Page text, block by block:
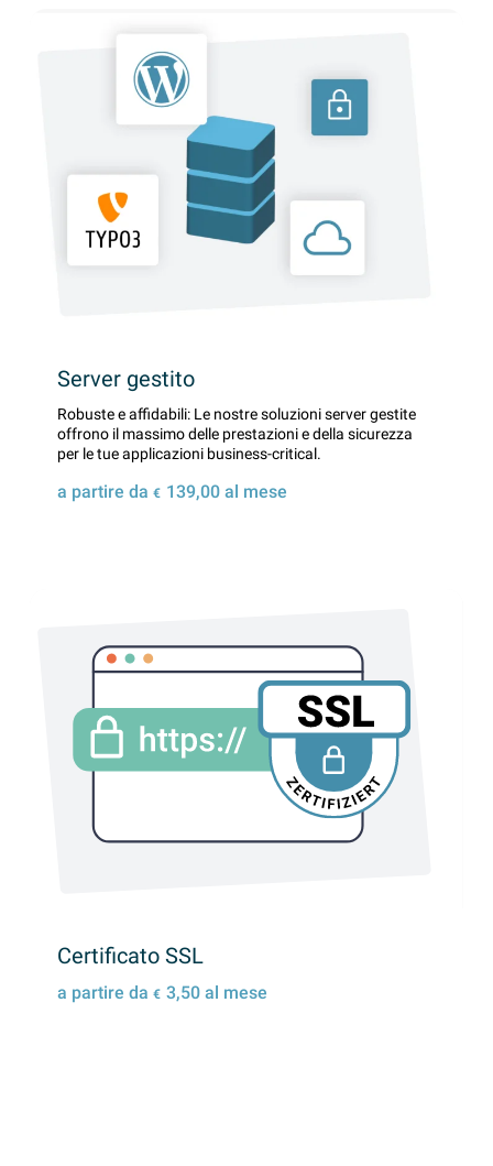
Server gestito
Robuste e affidabili: Le nostre soluzioni server gestite
offrono il massimo delle prestazioni e della sicurezza
per le tue applicazioni business-critical.
a partire da € 139,00al mese
Certificato SSL
a partire da € 3,50al mese